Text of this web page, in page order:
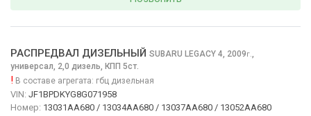
РАСПРЕДВАЛ ДИЗЕЛЬНЫЙ SUBARU LEGACY 4, 2009г.,
универсал, 2,0 дизель, КПП 5ст.
! В составе агрегата: гбц дизельная
VIN: JF1BPDKYG8G071958
Номер: 13031AA680 / 13034AA680 / 13037AA680 / 13052AA680